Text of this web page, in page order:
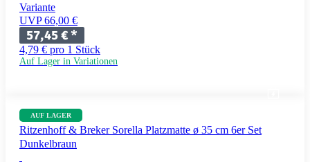
Variante
UVP 66,00 €
57,45 €*
4,79 € pro 1 Stück
Auf Lager in Variationen
AUF LAGER
Ritzenhoff & Breker Sorella Platzmatte ø 35 cm 6er Set
Dunkelbraun